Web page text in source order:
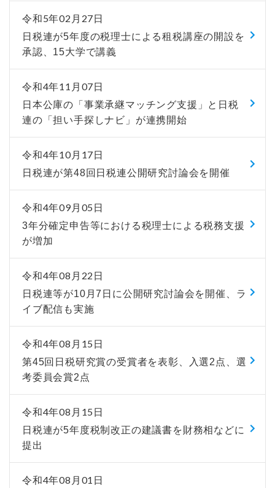
令和5年02月27日
日税連が5年度の税理士による租税講座の開設を
承認、15大学で講義
令和4年11月07日
日本公庫の「事業承継マッチング支援」と日税
連の「担い手探しナビ」が連携開始
令和4年10月17日
日税連が第48回日税連公開研究討論会を開催
令和4年09月05日
3年分確定申告等における税理士による税務支援
が増加
令和4年08月22日
日税連等が10月7日に公開研究討論会を開催、ラ
イブ配信も実施
令和4年08月15日
第45回日税研究賞の受賞者を表彰、入選2点、選
考委員会賞2点
令和4年08月15日
日税連が5年度税制改正の建議書を財務相などに
提出
令和4年08月01日